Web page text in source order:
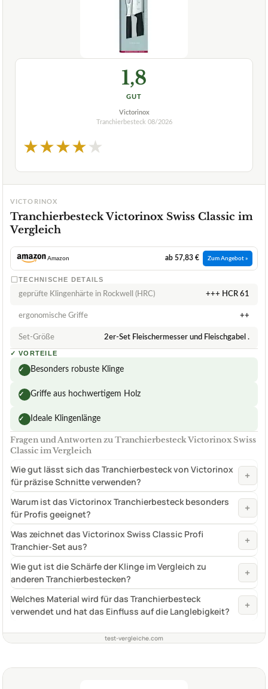
1,8
GUT
Victorinox
Tranchierbesteck 08/2026
★★★★★
VICTORINOX
Tranchierbesteck Victorinox Swiss Classic im
Vergleich
Amazon ab 57,83 € Zum Angebot »
TECHNISCHE DETAILS
geprüfte Klingenhärte in Rockwell (HRC) +++ HCR 61
ergonomische Griffe ++
Set-Größe 2er-Set Fleischermesser und Fleischgabel .
✓ VORTEILE
✓ Besonders robuste Klinge
✓ Griffe aus hochwertigem Holz
✓ Ideale Klingenlänge
Fragen und Antworten zu Tranchierbesteck Victorinox Swiss
Classic im Vergleich
Wie gut lässt sich das Tranchierbesteck von Victorinox
für präzise Schnitte verwenden?
+
Warum ist das Victorinox Tranchierbesteck besonders
für Profis geeignet?
+
Was zeichnet das Victorinox Swiss Classic Profi
Tranchier-Set aus?
+
Wie gut ist die Schärfe der Klinge im Vergleich zu
anderen Tranchierbestecken?
+
Welches Material wird für das Tranchierbesteck
verwendet und hat das Einfluss auf die Langlebigkeit?
+
test-vergleiche.com